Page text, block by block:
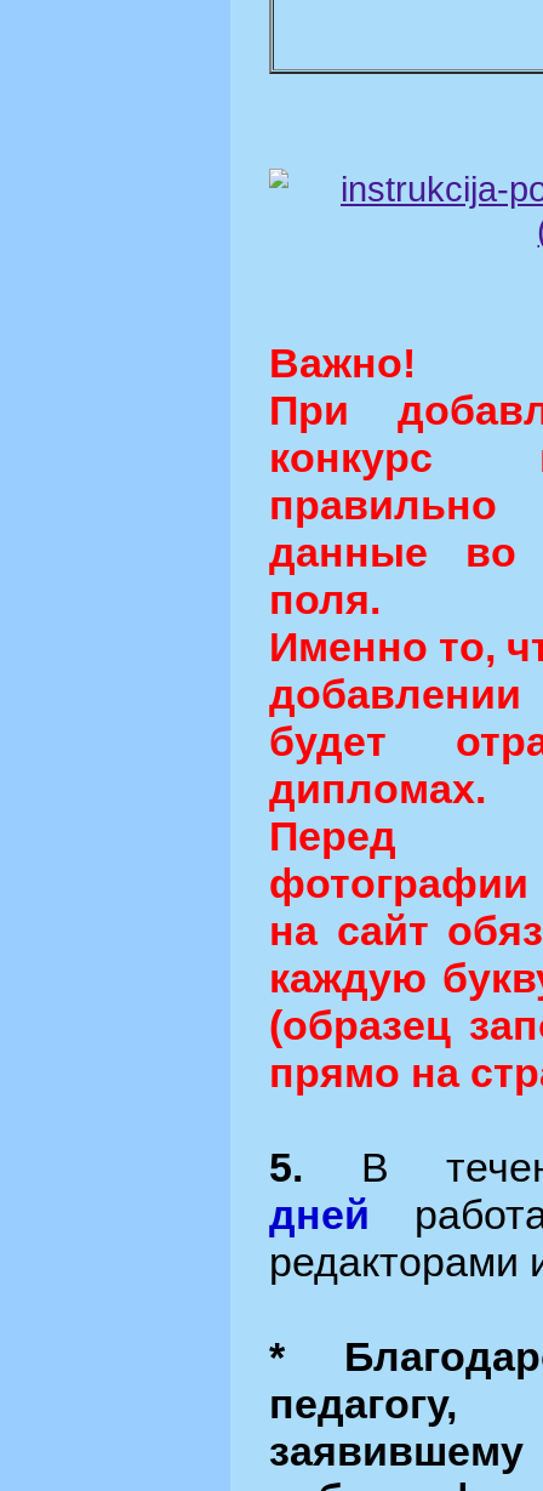
Важно!
При
конкурс
данные во
поля.
Именно то,
будет
дипломах.
Перед
фотографии
на сайт
каждую
(образец
прямо на
5. В
дней
редакторами
*
заявившему